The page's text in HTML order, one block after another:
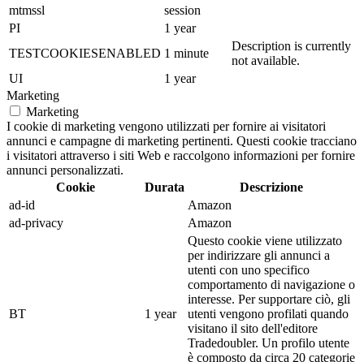
mtmssl
session
PI
1 year
TESTCOOKIESENABLED 1 minute
Description is currently
not available.
UI
1 year
Marketing
Marketing
I cookie di marketing vengono utilizzati per fornire ai visitatori
annunci e campagne di marketing pertinenti. Questi cookie tracciano
i visitatori attraverso i siti Web e raccolgono informazioni per fornire
annunci personalizzati.
Cookie
Durata
Descrizione
ad-id
Amazon
ad-privacy
Amazon
BT 1 year
Questo cookie viene utilizzato
per indirizzare gli annunci a
utenti con uno specifico
comportamento di navigazione o
interesse. Per supportare ciò, gli
utenti vengono profilati quando
visitano il sito dell'editore
Tradedoubler. Un profilo utente
è composto da circa 20 categorie